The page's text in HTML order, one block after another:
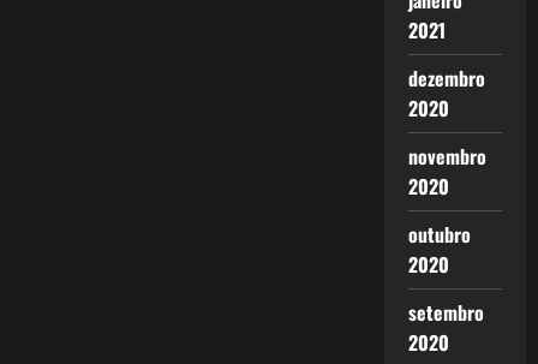
2021
dezembro
2020
novembro
2020
outubro
2020
setembro
2020